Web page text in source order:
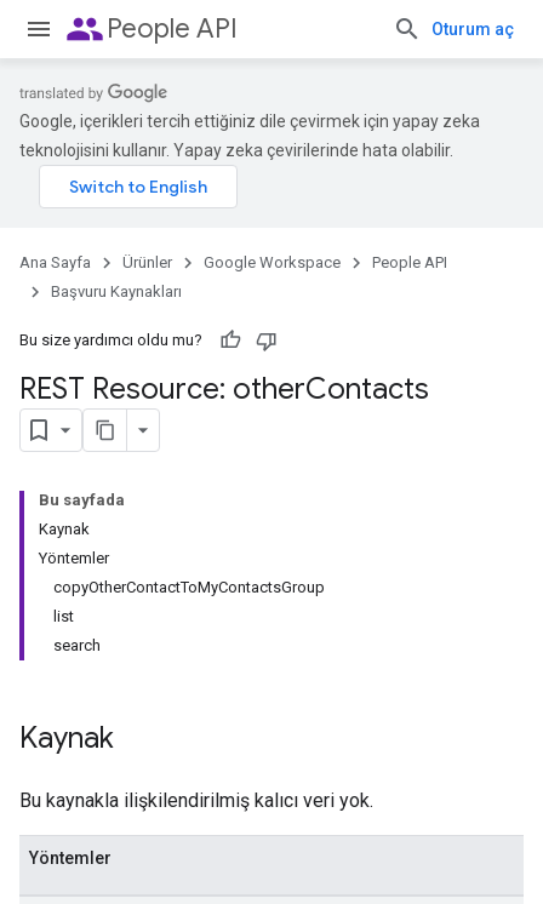
peoplePeople API Oturum aç
Google, içerikleri tercih ettiğiniz dile çevirmek için yapay zeka
teknolojisini kullanır. Yapay zeka çevirilerinde hata olabilir.
Ana Sayfa Ürünler Google Workspace
People API
Başvuru Kaynakları
Bu size yardımcı oldu mu?
REST Resource: otherContacts
Bu sayfada
Kaynak
Yöntemler
copyOtherContactToMyContactsGroup
list
search
Kaynak
Bu kaynakla ilişkilendirilmiş kalıcı veri yok.
Yöntemler